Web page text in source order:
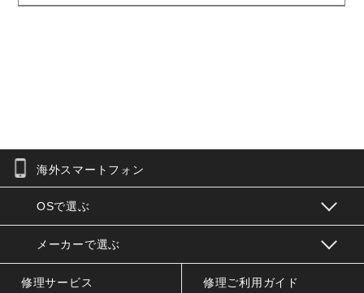
お問合せフォーム
海外スマートフォン
OSで選ぶ
メーカーで選ぶ
修理サービス 修理ご利用ガイド